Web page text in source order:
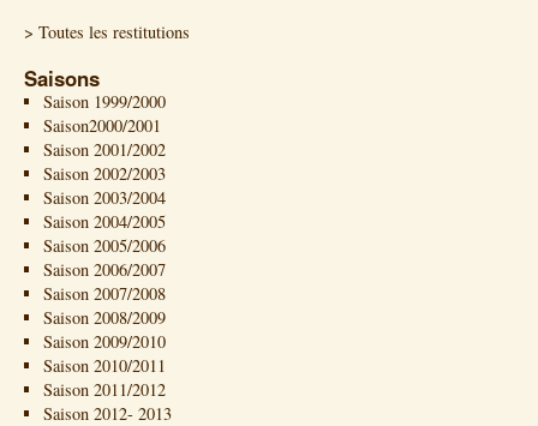
> Toutes les restitutions
Saisons
Saison 1999/2000
Saison2000/2001
Saison 2001/2002
Saison 2002/2003
Saison 2003/2004
Saison 2004/2005
Saison 2005/2006
Saison 2006/2007
Saison 2007/2008
Saison 2008/2009
Saison 2009/2010
Saison 2010/2011
Saison 2011/2012
Saison 2012- 2013